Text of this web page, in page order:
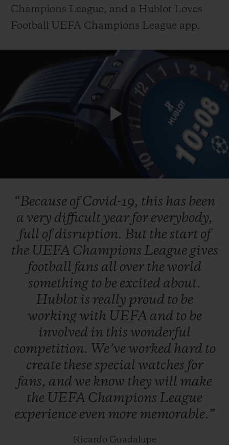
Champions League, and a Hublot Loves
Football UEFA Champions League app.
Play
Video
“Because ofCovid-19, this has been
a very difficultyear for everybody,
full ofdisruption. But the start of
the UEFA Champions League gives
football fans all over the world
something to be excited about.
Hublot is really proud to be
workingwith UEFA and to be
involved in this wonderful
competition. We’ve worked hard to
create these special watches for
fans, and we know they will make
the UEFA Champions League
experience even more memorable.”
Ricardo Guadalupe
ブティック検索